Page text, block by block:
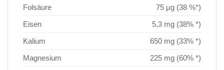
Folsäure
75 µg (38 %*)
Eisen
5,3 mg (38% *)
Kalium
650 mg (33% *)
Magnesium
225 mg (60% *)